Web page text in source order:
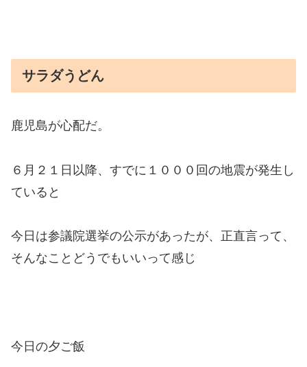
サラダうどん
鹿児島が心配だ。
６月２１日以降、すでに１０００回の地震が発生し
ていると
今日は参議院選挙の公示があったが、正直言って、
そんなことどうでもいいって感じ
今日の夕ご飯